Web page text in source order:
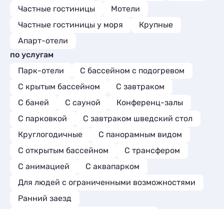
Частные гостиницы
Мотели
Частные гостиницы у моря
Крупные
Апарт-отели
по услугам
Парк-отели
С бассейном с подогревом
С крытым бассейном
С завтраком
С баней
С сауной
Конференц-залы
С парковкой
С завтраком шведский стол
Круглогодичные
С панорамным видом
С открытым бассейном
С трансфером
С анимацией
С аквапарком
Для людей с ограниченными возможностями
Ранний заезд